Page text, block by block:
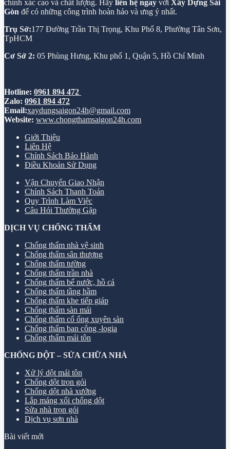
chính xác cao và chất lượng. Hãy liên hệ ngay với Xây Dựng Sài
Gòn để có những công trình hoàn hảo và ưng ý nhất.
Trụ Sở:177 Đường Trần Thị Trọng, Khu Phố 8, Phường Tân Sơn,
TpHCM
Cơ Sở 2: 05 Phùng Hưng, Khu phố 1, Quận 5, Hồ Chí Minh
Hotline: 0961 894 472
Zalo: 0961 894 472
Email:xaydungsaigon24h@gmail.com
Website: www.chongthamsaigon24h.com
Giới Thiệu
Liên Hệ
Chính Sách Bảo Hành
Điều Khoản Sử Dụng
Vận Chuyển Giao Nhận
Chính Sách Thanh Toán
Quy Trình Làm Việc
Câu Hỏi Thường Gặp
DỊCH VỤ CHỐNG THẤM
Chống thấm nhà vệ sinh
Chống thấm sân thượng
Chống thấm tường
Chống thấm trần nhà
Chống thấm bể nước, hồ cá
Chống thấm tầng hầm
Chống thấm khe tiếp giáp
Chống thấm sàn mái
Chống thấm cổ ống xuyên sàn
Chống thấm ban công -logia
Chống thấm mái tôn
CHỐNG DỘT – SỬA CHỮA NHÀ
Xử lý dột mái tôn
Chống dột trọn gói
Chống dột nhà xưởng
Lắp máng xối chống dột
Sửa nhà trọn gói
Dịch vụ sơn nhà
Bài viết mới